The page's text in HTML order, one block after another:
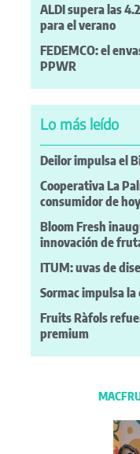
ALDI supera las
para el verano
FEDEMCO: el
PPWR
Lo más leído
Deilor impulsa el
Cooperativa La
consumidor de hoy
Bloom Fresh
innovación de
ITUM: uvas de
Sormac impulsa
Fruits Ràfols
premium